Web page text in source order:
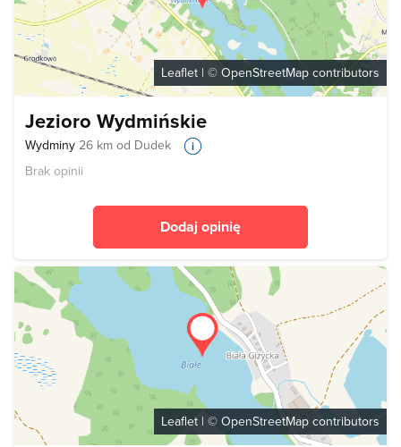
Leaflet | © OpenStreetMap contributors
Jezioro Wydmińskie
Wydminy 26 km od Dudek
Brak opinii
Dodaj opinię
Leaflet | © OpenStreetMap contributors